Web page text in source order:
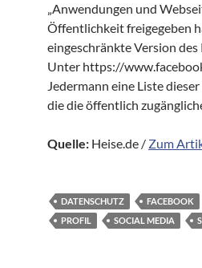
„Anwendungen und
Öffentlichkeit freigegeben
eingeschränkte Version
Unter https://
Jedermann eine Liste
die die öffentlich
Quelle: Heise.de / Zum
DATENSCHUTZ FACEBOOK
PROFIL
SOCIAL MEDIA